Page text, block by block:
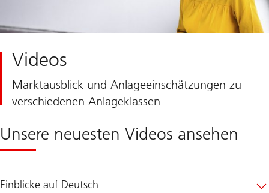
Videos
Marktausblick und Anlageeinschätzungen zu
verschiedenen Anlageklassen
Unsere neuesten Videos ansehen
Einblicke auf Deutsch